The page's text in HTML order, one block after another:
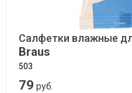
Салфетки влажные
Braus
503
79 руб.